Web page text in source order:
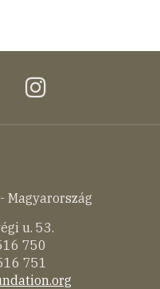
instagram
Magyarország
u. 53.
750
751